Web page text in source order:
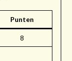
Punten
8